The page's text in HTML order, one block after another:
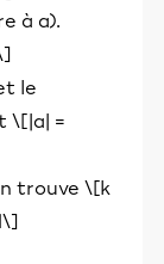
à a).
le
\[|a| =
trouve \[k